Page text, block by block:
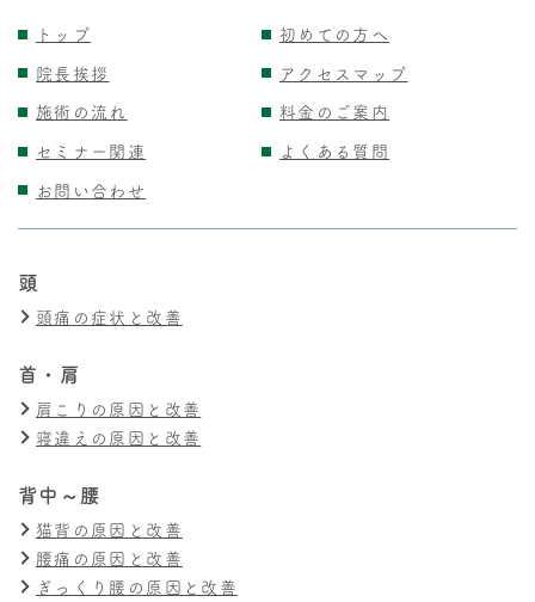
トップ
初めての方へ
院長挨拶
アクセスマップ
施術の流れ
料金のご案内
セミナー関連
よくある質問
お問い合わせ
頭
頭痛の症状と改善
首・肩
肩こりの原因と改善
寝違えの原因と改善
背中～腰
猫背の原因と改善
腰痛の原因と改善
ぎっくり腰の原因と改善